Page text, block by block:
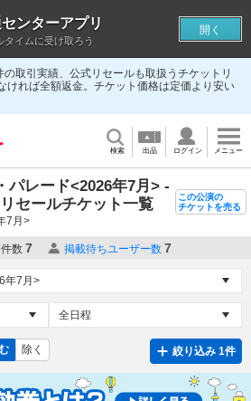
取引実績、公式リセールも取扱うチケットリ
ければ全額返金。チケット価格は定価より安い
検索 出品 ログイン メニュー
レード<2026年7月> -
セールチケット一覧
7月>
この公演の
チケットを売る
数 7 掲載待ちユーザー数 7
除く 絞り込み 1件
ンターアプリ
イムに受け取ろう
開く